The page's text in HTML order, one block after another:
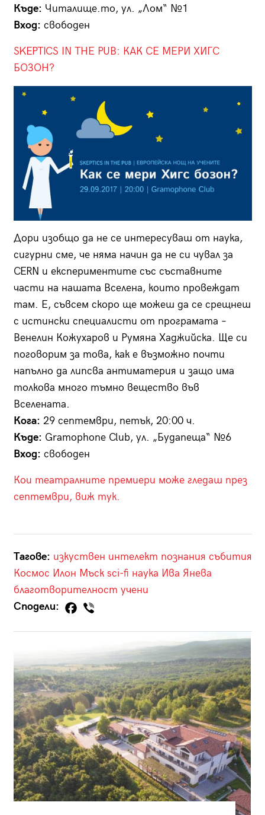
Къде: Читалище.то, ул. „Лом“ №1
Вход: свободен
SKEPTICS IN THE PUB: КАК СЕ МЕРИ ХИГС
БОЗОН?
Дори изобщо да не се интересуваш от наука,
сигурни сме, че няма начин да не си чувал за
CERN и експериментите със съставните
части на нашата Вселена, които провеждат
там. Е, съвсем скоро ще можеш да се срещнеш
с истински специалисти от програмата –
Венелин Кожухаров и Румяна Хаджийска. Ще си
поговорим за това, как е възможно почти
напълно да липсва антиматерия и защо има
толкова много тъмно вещество във
Вселената.
Кога: 29 септември, петък, 20:00 ч.
Къде: Gramophone Club, ул. „Будапеща“ №6
Вход: свободен
Кои театралните премиери може гледаш през
септември, виж тук.
Тагове: изкуствен интелект познания събития
Космос Илон Мъск sci-fi наука Ива Янева
благотворителност учени
Сподели: